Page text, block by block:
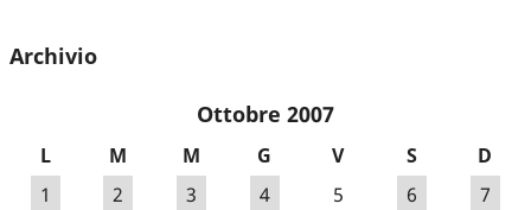
Archivio
Ottobre 2007
L M M G V S
D
1
2 3 4 5 6
7